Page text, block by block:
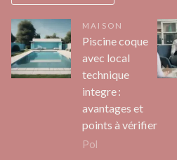
MAISON
Piscine coque
avec local
technique
integre :
avantages et
points à vérifier
Pol